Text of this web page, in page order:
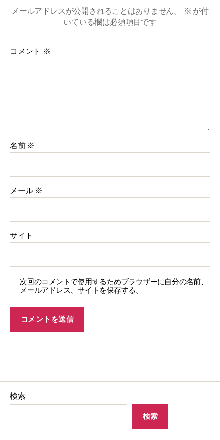
メールアドレスが公開されることはありません。 ※ が付
いている欄は必須項目です
コメント ※
名前 ※
メール ※
サイト
次回のコメントで使用するためブラウザーに自分の名前、
メールアドレス、サイトを保存する。
検索
検索